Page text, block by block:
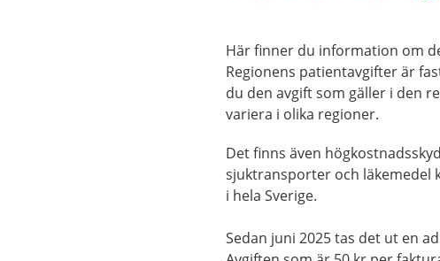
Här finner du information om
Regionens patientavgifter är
du den avgift som gäller i den
variera i olika regioner.
Det finns även
sjuktransporter och läkemedel
i hela Sverige.
Sedan juni 2025 tas det ut en